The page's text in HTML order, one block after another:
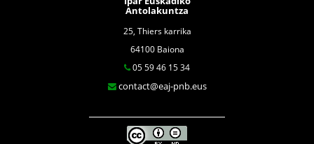
Antolakuntza
25, Thiers karrika
64100 Baiona
05 59 46 15 34
contact@eaj-pnb.eus